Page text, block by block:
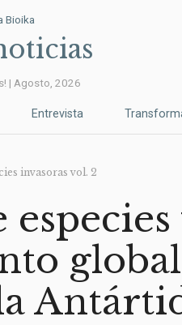
Bioika
| Agosto, 2026
Entrevista
invasoras vol. 2